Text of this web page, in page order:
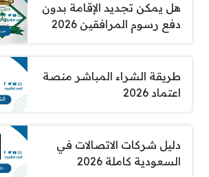
هل يمكن تجديد الإقامة بدون
دفع رسوم المرافقين 2026
طريقة الشراء المباشر منصة
اعتماد 2026
دليل شركات الاتصالات في
السعودية كاملة 2026